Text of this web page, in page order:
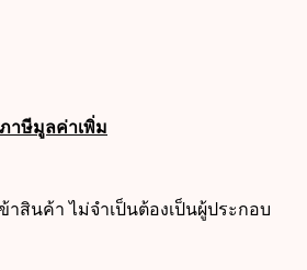
าษีมูลค่าเพิ่ม
าสินค้า ไม่จำเป็นต้องเป็นผู้ประกอบ